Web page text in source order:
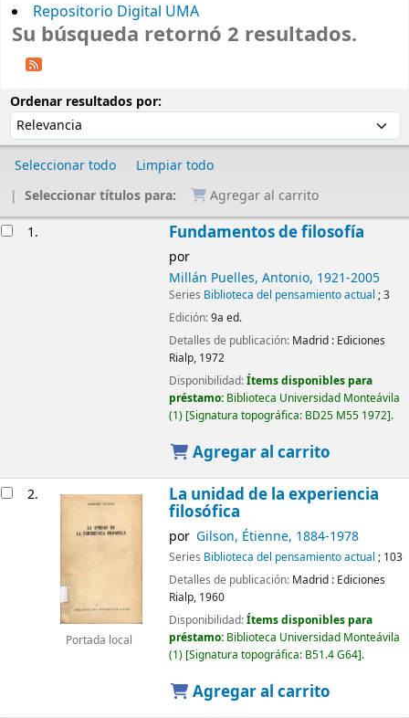
Repositorio Digital UMA
Su búsqueda retornó 2 resultados.
Ordenar resultados por:
Seleccionar todo
Limpiar todo
Seleccionar títulos para:
Agregar al carrito
1. Fundamentos de filosofía
por
Millán Puelles, Antonio, 1921-2005
Series Biblioteca del pensamiento actual ; 3
Edición:9a ed.
Detalles de publicación: Madrid : Ediciones
Rialp, 1972
Disponibilidad:Ítems disponibles para
préstamo: Biblioteca Universidad Monteávila
(1) Signatura topográfica: BD25 M55 1972 .
Agregar al carrito
2.
Portada local
La unidad de la experiencia
filosófica
por Gilson, Étienne, 1884-1978
Series Biblioteca del pensamiento actual ; 103
Detalles de publicación: Madrid : Ediciones
Rialp, 1960
Disponibilidad:Ítems disponibles para
préstamo: Biblioteca Universidad Monteávila
(1) Signatura topográfica: B51.4 G64 .
Agregar al carrito